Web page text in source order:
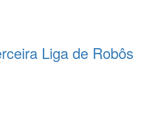
Liga de Robôs